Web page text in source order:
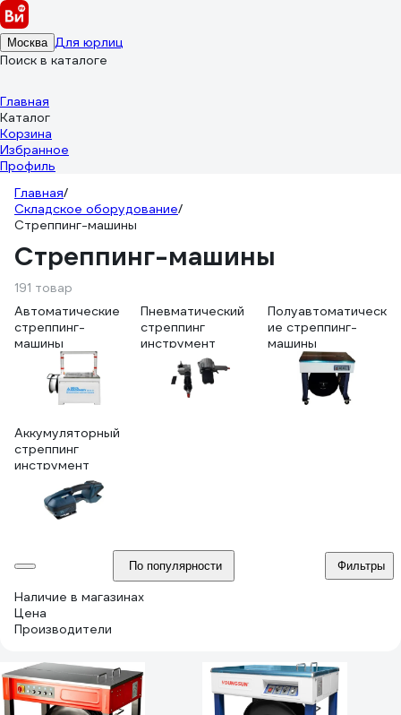
Москва Для юрлиц
Поиск в каталоге
Главная
Каталог
Корзина
Избранное
Профиль
Главная/
Складское оборудование/
Стреппинг-машины
Стреппинг-машины
191 товар
Автоматические
стреппинг-
машины
Пневматический
стреппинг
инструмент
Полуавтоматическ
ие стреппинг-
машины
Аккумуляторный
стреппинг
инструмент
По популярности Фильтры
Наличие в магазинах
Цена
Производители